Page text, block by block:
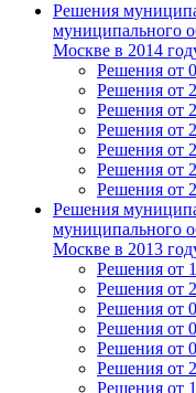
Решения
муниципального
Москве в 2014
Решения от
Решения от
Решения от
Решения от
Решения от
Решения от
Решения от
Решения
муниципального
Москве в 2013
Решения от
Решения от
Решения от
Решения от
Решения от
Решения от
Решения от